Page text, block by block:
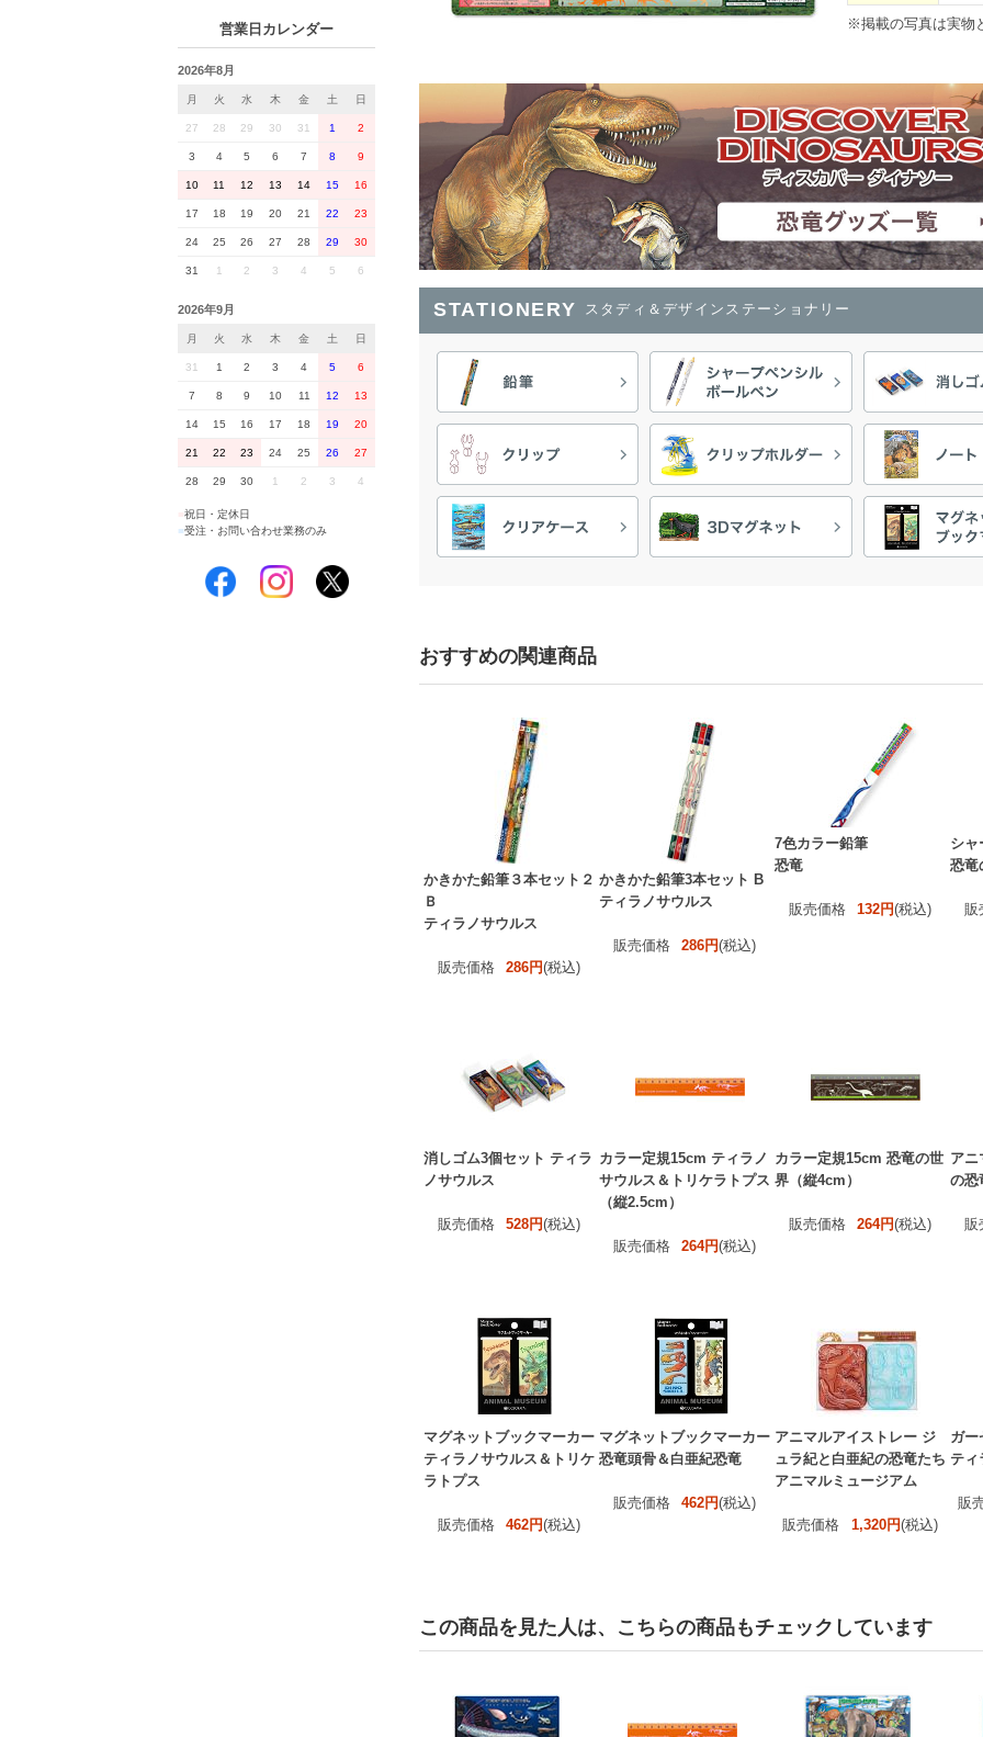
営業日カレンダー
2026年8月
月 火 水 木 金 土 日
27 28 29 30 31 1 2
3 4 5 6 7 8 9
10 11 12 13 14 15 16
17 18 19 20 21 22 23
24 25 26 27 28 29 30
31 1 2 3 4 5 6
2026年9月
月 火 水 木 金 土 日
31 1 2 3 4 5 6
7 8 9 10 11 12 13
14 15 16 17 18 19 20
21 22 23 24 25 26 27
28 29 30 1 2 3 4
祝日・定休日
■受注・お問い合わせ業務のみ
※掲載の写真は実物
STATIONERY スタディ＆デザインステーショナリー
おすすめの関連商品
かきかた鉛筆３本セット２
Ｂ
ティラノサウルス
販売価格 286円(税込)
かきかた鉛筆3本セット B
ティラノサウルス
販売価格 286円(税込)
7色カラー鉛筆
恐竜
販売価格 132円(税込)
シャ
恐竜
販
消しゴム3個セット ティラ
ノサウルス
販売価格 528円(税込)
カラー定規15cm ティラノ
サウルス＆トリケラトプス
（縦2.5cm）
販売価格 264円(税込)
カラー定規15cm 恐竜の世
界（縦4cm）
販売価格 264円(税込)
アニ
の恐
販
マグネットブックマーカー
ティラノサウルス＆トリケ
ラトプス
販売価格 462円(税込)
マグネットブックマーカー
恐竜頭骨＆白亜紀恐竜
販売価格 462円(税込)
アニマルアイストレー ジ
ュラ紀と白亜紀の恐竜たち
アニマルミュージアム
販売価格 1,320円(税込)
ガー
ティ
販
この商品を見た人は、こちらの商品もチェックしています